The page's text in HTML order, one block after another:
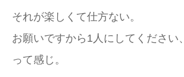
それが楽しくて仕方ない。
お願いですから1人にしてください、
って感じ。